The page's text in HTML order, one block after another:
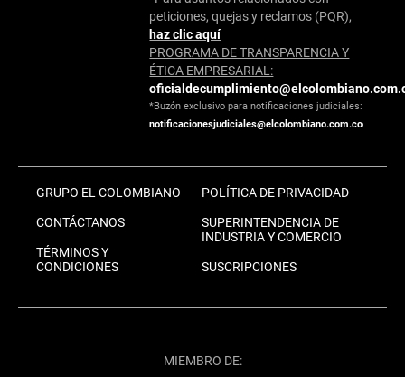
peticiones, quejas y reclamos (PQR),
haz clic aquí
PROGRAMA DE TRANSPARENCIA Y
ÉTICA EMPRESARIAL:
*Buzón exclusivo para notificaciones judiciales:
notificacionesjudiciales@elcolombiano.com.co
GRUPO EL COLOMBIANO
CONTÁCTANOS
TÉRMINOS Y
CONDICIONES
POLÍTICA DE PRIVACIDAD
SUPERINTENDENCIA DE
INDUSTRIA Y COMERCIO
SUSCRIPCIONES
MIEMBRO DE: